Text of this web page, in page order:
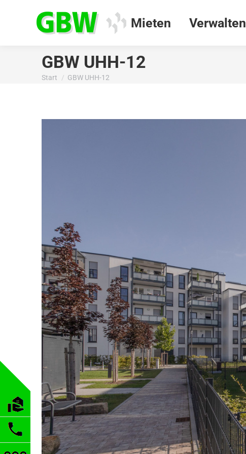
Mieten Verwalten
GBW UHH-12
Sie befinden sich hier:
Start GBW UHH-12